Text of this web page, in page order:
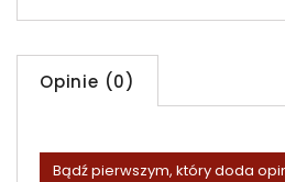
Opinie (0)
Bądź pierwszym, który doda